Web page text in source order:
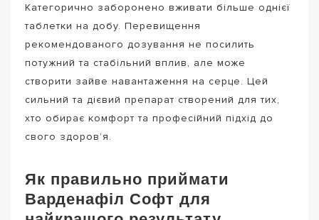
Категорично заборонено вживати більше однієї
таблетки на добу. Перевищення
рекомендованого дозування не посилить
потужний та стабільний вплив, але може
створити зайве навантаження на серце. Цей
сильний та дієвий препарат створений для тих,
хто обирає комфорт та професійний підхід до
свого здоров’я.
Як правильно приймати
Варденафіл Софт для